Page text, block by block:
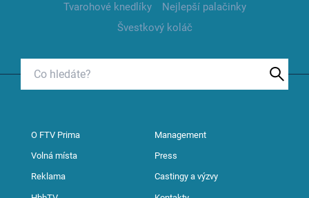
Tvarohové knedlíky
Nejlepší palačinky
Švestkový koláč
O FTV Prima Management
Volná místa Press
Reklama Castingy a výzvy